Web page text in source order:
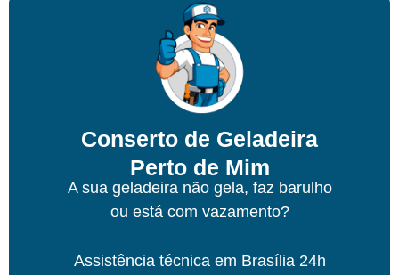
Conserto de Geladeira
Perto de Mim
A sua geladeira não gela, faz barulho
ou está com vazamento?
Assistência técnica em Brasília24h